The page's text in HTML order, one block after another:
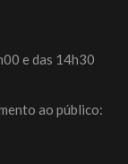
e das 14h30
ao público: